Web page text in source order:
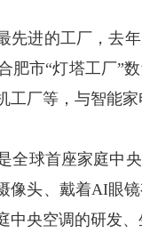
进的工厂，去年
肥市“灯塔工厂”
工厂等，与智能
球首座家庭中央
像头、戴着AI
中央空调的研发